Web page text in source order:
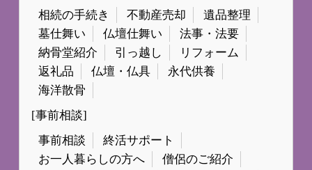
相続の手続き
不動産売却
遺品整理
墓仕舞い
仏壇仕舞い
法事・法要
納骨堂紹介
引っ越し
リフォーム
返礼品
仏壇・仏具
永代供養
海洋散骨
[事前相談]
事前相談
終活サポート
お一人暮らしの方へ
僧侶のご紹介